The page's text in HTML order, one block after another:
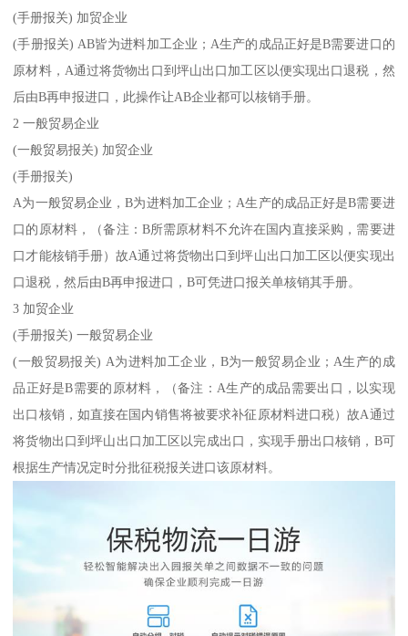
(手册报关) 加贸企业
(手册报关) AB皆为进料加工企业；A生产的成品正好是B需要进口的
原材料，A通过将货物出口到坪山出口加工区以便实现出口退税，然
后由B再申报进口，此操作让AB企业都可以核销手册。
2 一般贸易企业
(一般贸易报关) 加贸企业
(手册报关)
A为一般贸易企业，B为进料加工企业；A生产的成品正好是B需要进
口的原材料，（备注：B所需原材料不允许在国内直接采购，需要进
口才能核销手册）故A通过将货物出口到坪山出口加工区以便实现出
口退税，然后由B再申报进口，B可凭进口报关单核销其手册。
3 加贸企业
(手册报关) 一般贸易企业
(一般贸易报关) A为进料加工企业，B为一般贸易企业；A生产的成
品正好是B需要的原材料，（备注：A生产的成品需要出口，以实现
出口核销，如直接在国内销售将被要求补征原材料进口税）故A通过
将货物出口到坪山出口加工区以完成出口，实现手册出口核销，B可
根据生产情况定时分批征税报关进口该原材料。